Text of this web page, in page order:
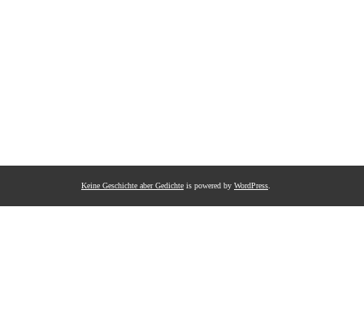
Keine Geschichte aber Gedichte is powered by WordPress